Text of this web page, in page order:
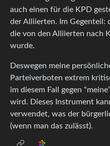
auch einen für die KPD
der Alliierten. Im Gegenteil:
die von den Alliierten nach
wurde.
Deswegen meine
Parteiverboten extrem
im diesem Fall gegen
wird. Dieses Instrument
verwendet, was der
(wenn man das zulässt).